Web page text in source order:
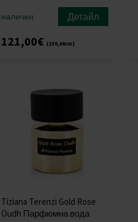
наличен Детайл
121,00€ (236,66лв)
Tiziana Terenzi Gold Rose
Oudh Парфюмна вода